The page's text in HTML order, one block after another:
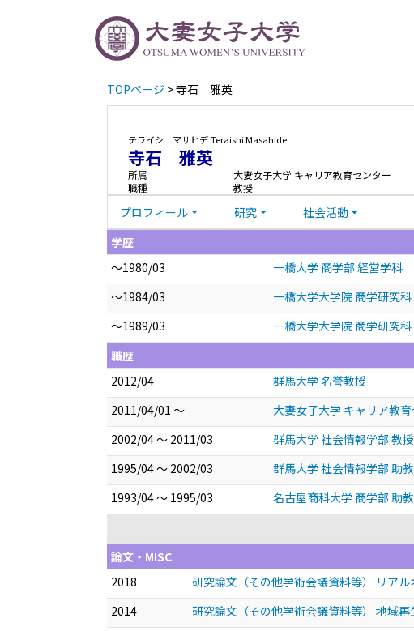
TOPページ > 寺石 雅英
テライシ マサヒデTeraishi Masahide
寺石 雅英
所属
大妻女子大学 キャリア教育センター
職種
教授
プロフィール 研究
社会活動
学歴
～1980/03
一橋大学 商学部 経営学科
～1984/03
一橋大学大学院 商学研究
～1989/03
一橋大学大学院 商学研究
職歴
2012/04
群馬大学 名誉教授
2011/04/01 ～
大妻女子大学 キャリア教
2002/04 ～ 2011/03
群馬大学 社会情報学部 教授
1995/04 ～ 2002/03
群馬大学 社会情報学部 助
1993/04 ～ 1995/03
名古屋商科大学 商学部 助
論文・MISC
2018
研究論文（その他学術会議資料等） リア
2014
研究論文（その他学術会議資料等） 地域